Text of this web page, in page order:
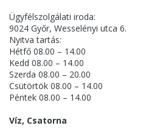
Ügyfélszolgálati iroda:
9024 Győr, Wesselényi utca 6.
Nyitva tartás:
Hétfő 08.00 – 14.00
Kedd 08.00 – 14.00
Szerda 08.00 – 20.00
Csütörtök 08.00 – 14.00
Péntek 08.00 – 14.00
Víz, Csatorna